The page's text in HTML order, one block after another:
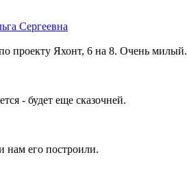
Сергеевна
проекту Яхонт, 6 на 8. Очень милый.
- будет еще сказочней.
нам его построили.